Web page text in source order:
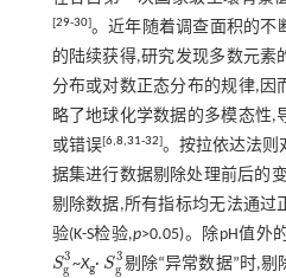
[29-30]。近年随着调查面积的不
的陆续获得,研究发现多数元素
分布或对数正态分布的规律,因
略了地球化学数据的多模态性,
或错误[6,8,31-32]。按拉依达法则
据集进行数据剔除处理前后的
剔除数据,所有指标均无法通过
验(K-S检验,p>0.05)。除pH值外
S3
g
Sg3~Xg· S3
g
Sg3剔除“异常数据”时,